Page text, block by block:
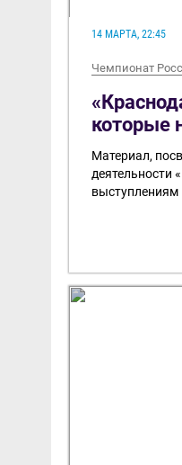
14 МАРТА, 22:45
Чемпионат
которые
Материал,
деятельности
выступлениям